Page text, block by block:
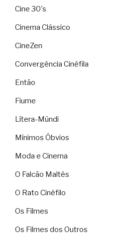
Cine 30's
Cinema Clássico
CineZen
Convergência Cinéfila
Então
Fiume
Lítera-Múndi
Mínimos Óbvios
Moda e Cinema
O Falcão Maltês
O Rato Cinéfilo
Os Filmes
Os Filmes dos Outros